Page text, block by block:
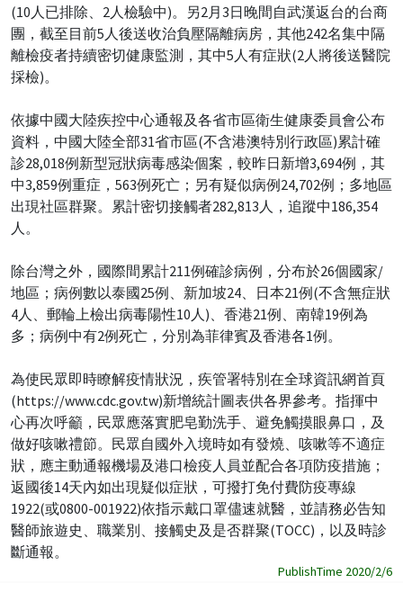
(10人已排除、2人檢驗中)。另2月3日晚間自武漢返台的台商
團，截至目前5人後送收治負壓隔離病房，其他242名集中隔
離檢疫者持續密切健康監測，其中5人有症狀(2人將後送醫院
採檢)。
依據中國大陸疾控中心通報及各省市區衛生健康委員會公布
資料，中國大陸全部31省市區(不含港澳特別行政區)累計確
診28,018例新型冠狀病毒感染個案，較昨日新增3,694例，其
中3,859例重症，563例死亡；另有疑似病例24,702例；多地區
出現社區群聚。累計密切接觸者282,813人，追蹤中186,354
人。
除台灣之外，國際間累計211例確診病例，分布於26個國家/
地區；病例數以泰國25例、新加坡24、日本21例(不含無症狀
4人、郵輪上檢出病毒陽性10人)、香港21例、南韓19例為
多；病例中有2例死亡，分別為菲律賓及香港各1例。
為使民眾即時瞭解疫情狀況，疾管署特別在全球資訊網首頁
(https://www.cdc.gov.tw)新增統計圖表供各界參考。指揮中
心再次呼籲，民眾應落實肥皂勤洗手、避免觸摸眼鼻口，及
做好咳嗽禮節。民眾自國外入境時如有發燒、咳嗽等不適症
狀，應主動通報機場及港口檢疫人員並配合各項防疫措施；
返國後14天內如出現疑似症狀，可撥打免付費防疫專線
1922(或0800-001922)依指示戴口罩儘速就醫，並請務必告知
醫師旅遊史、職業別、接觸史及是否群聚(TOCC)，以及時診
斷通報。
PublishTime 2020/2/6